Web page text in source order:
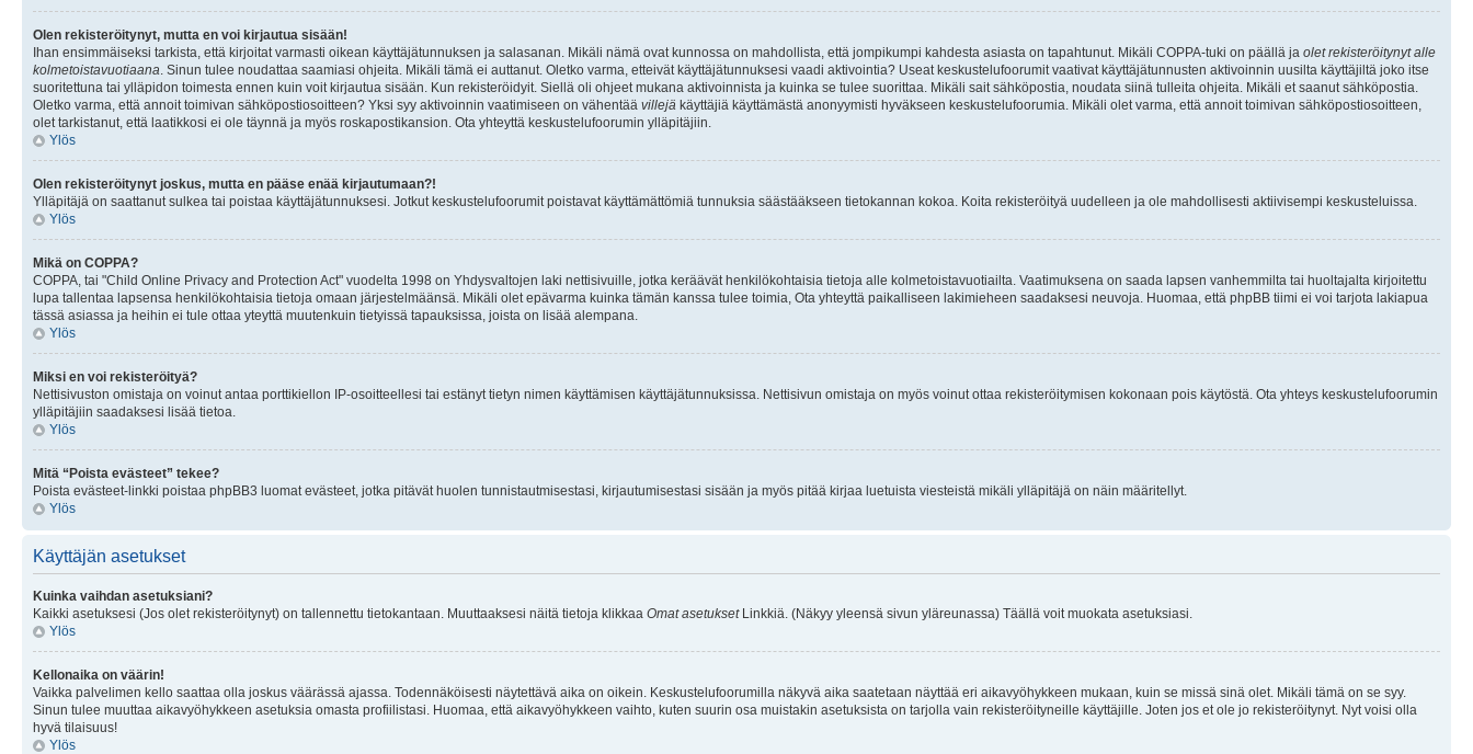
Olen rekisteröitynyt, mutta en voi kirjautua sisään!
Ihan ensimmäiseksi tarkista, että kirjoitat varmasti oikean käyttäjätunnuksen ja salasanan. Mikäli nämä ovat kunnossa on mahdollista, että jompikumpi kahdesta asiasta on tapahtunut. Mikäli COPPA-tuki on päällä ja olet rekisteröitynyt alle
kolmetoistavuotiaana . Sinun tulee noudattaa saamiasi ohjeita. Mikäli tämä ei auttanut. Oletko varma, etteivät käyttäjätunnuksesi vaadi aktivointia? Useat keskustelufoorumit vaativat käyttäjätunnusten aktivoinnin uusilta käyttäjiltä joko itse
suoritettuna tai ylläpidon toimesta ennen kuin voit kirjautua sisään. Kun rekisteröidyit. Siellä oli ohjeet mukana aktivoinnista ja kuinka se tulee suorittaa. Mikäli sait sähköpostia, noudata siinä tulleita ohjeita. Mikäli et saanut sähköpostia.
Oletko varma, että annoit toimivan sähköpostiosoitteen? Yksi syy aktivoinnin vaatimiseen on vähentää villejä käyttäjiä käyttämästä anonyymisti hyväkseen keskustelufoorumia. Mikäli olet varma, että annoit toimivan sähköpostiosoitteen,
olet tarkistanut, että laatikkosi ei ole täynnä ja myös roskapostikansion. Ota yhteyttä keskustelufoorumin ylläpitäjiin.
Ylös
Olen rekisteröitynyt joskus, mutta en pääse enää kirjautumaan?!
Ylläpitäjä on saattanut sulkea tai poistaa käyttäjätunnuksesi. Jotkut keskustelufoorumit poistavat käyttämättömiä tunnuksia säästääkseen tietokannan kokoa. Koita rekisteröityä uudelleen ja ole mahdollisesti aktiivisempi keskusteluissa.
Ylös
Mikä on COPPA?
COPPA, tai "Child Online Privacy and Protection Act" vuodelta 1998 on Yhdysvaltojen laki nettisivuille, jotka keräävät henkilökohtaisia tietoja alle kolmetoistavuotiailta. Vaatimuksena on saada lapsen vanhemmilta tai huoltajalta kirjoitettu
lupa tallentaa lapsensa henkilökohtaisia tietoja omaan järjestelmäänsä. Mikäli olet epävarma kuinka tämän kanssa tulee toimia, Ota yhteyttä paikalliseen lakimieheen saadaksesi neuvoja. Huomaa, että phpBB tiimi ei voi tarjota lakiapua
tässä asiassa ja heihin ei tule ottaa yteyttä muutenkuin tietyissä tapauksissa, joista on lisää alempana.
Ylös
Miksi en voi rekisteröityä?
Nettisivuston omistaja on voinut antaa porttikiellon IP-osoitteellesi tai estänyt tietyn nimen käyttämisen käyttäjätunnuksissa. Nettisivun omistaja on myös voinut ottaa rekisteröitymisen kokonaan pois käytöstä. Ota yhteys keskustelufoorumin
ylläpitäjiin saadaksesi lisää tietoa.
Ylös
Mitä “Poista evästeet” tekee?
Poista evästeet-linkki poistaa phpBB3 luomat evästeet, jotka pitävät huolen tunnistautmisestasi, kirjautumisestasi sisään ja myös pitää kirjaa luetuista viesteistä mikäli ylläpitäjä on näin määritellyt.
Ylös
Käyttäjän asetukset
Kuinka vaihdan asetuksiani?
Kaikki asetuksesi (Jos olet rekisteröitynyt) on tallennettu tietokantaan. Muuttaaksesi näitä tietoja klikkaa Omat asetuksetLinkkiä. (Näkyy yleensä sivun yläreunassa) Täällä voit muokata asetuksiasi.
Ylös
Kellonaika on väärin!
Vaikka palvelimen kello saattaa olla joskus väärässä ajassa. Todennäköisesti näytettävä aika on oikein. Keskustelufoorumilla näkyvä aika saatetaan näyttää eri aikavyöhykkeen mukaan, kuin se missä sinä olet. Mikäli tämä on se syy.
Sinun tulee muuttaa aikavyöhykkeen asetuksia omasta profiilistasi. Huomaa, että aikavyöhykkeen vaihto, kuten suurin osa muistakin asetuksista on tarjolla vain rekisteröityneille käyttäjille. Joten jos et ole jo rekisteröitynyt. Nyt voisi olla
hyvä tilaisuus!
Ylös